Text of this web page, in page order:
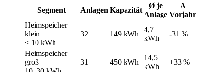
Segment
Anlagen Kapazität
Ø je
Anlage
Δ
Vorjahr
Heimspeicher
klein
< 10 kWh
32 149 kWh
4,7
kWh
-31 %
Heimspeicher
groß
31 450 kWh
14,5
kWh
+33 %